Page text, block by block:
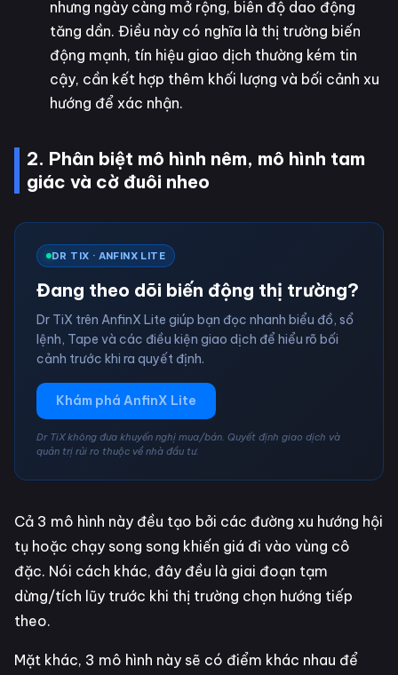
nhưng ngày càng mở rộng, biên độ dao động
tăng dần. Điều này có nghĩa là thị trường biến
động mạnh, tín hiệu giao dịch thường kém tin
cậy, cần kết hợp thêm khối lượng và bối cảnh xu
hướng để xác nhận.
2. Phân biệt mô hình nêm, mô hình tam
giác và cờ đuôi nheo
DR TIX · ANFINX LITE
Đang theo dõi biến động thị trường?
Dr TiX trên AnfinX Lite giúp bạn đọc nhanh biểu đồ, sổ
lệnh, Tape và các điều kiện giao dịch để hiểu rõ bối
cảnh trước khi ra quyết định.
Khám phá AnfinX Lite
Dr TiX không đưa khuyến nghị mua/bán. Quyết định giao dịch và
quản trị rủi ro thuộc về nhà đầu tư.
Cả 3 mô hình này đều tạo bởi các đường xu hướng hội
tụ hoặc chạy song song khiến giá đi vào vùng cô
đặc. Nói cách khác, đây đều là giai đoạn tạm
dừng/tích lũy trước khi thị trường chọn hướng tiếp
theo.
Mặt khác, 3 mô hình này sẽ có điểm khác nhau để